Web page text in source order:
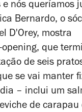
nós queríamos
Bernardo, o
D'Orey, mostra
que
de seis
se vai manter
– inclui um
de carapau